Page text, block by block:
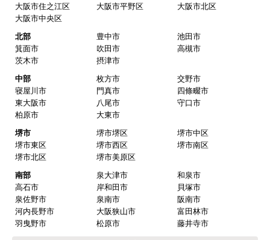
大阪市住之江区
大阪市平野区
大阪市北区
大阪市中央区
北部
豊中市
池田市
箕面市
吹田市
高槻市
茨木市
摂津市
中部
枚方市
交野市
寝屋川市
門真市
四條畷市
東大阪市
八尾市
守口市
柏原市
大東市
堺市
堺市堺区
堺市中区
堺市東区
堺市西区
堺市南区
堺市北区
堺市美原区
南部
泉大津市
和泉市
高石市
岸和田市
貝塚市
泉佐野市
泉南市
阪南市
河内長野市
大阪狭山市
富田林市
羽曳野市
松原市 藤井寺市